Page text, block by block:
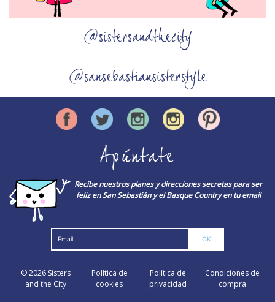
@sistersandthecity
@sansebastiansisterstyle
Apúntate
Recibe nuestros planes y direcciones secretas para ser
feliz en San Sebastián y el Basque Country en tu email
© 2026 Sisters
and the City
Política de
cookies
Política de
privacidad
Condiciones de
compra